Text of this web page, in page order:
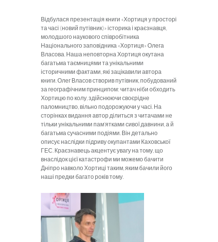
Відбулася презентація книги «Хортиця у просторі
та часі (новий путівник)» історика і краєзнавця,
молодшого наукового співробітника
Національного заповідника «Хортиця» Олега
Власова. Наша неповторна Хортиця окутана
багатьма таємницями та унікальними
історичними фактами, які зацікавили автора
книги. Олег Власов створив путівник, побудований
за географічним принципом: читач ніби обходить
Хортицю по колу, здійснюючи своєрідне
паломництво, вільно подорожуючи у часі. На
сторінках видання автор ділиться з читачами не
тільки унікальними пам’ятками сивої давнини, а й
багатьма сучасними подіями. Він детально
описує наслідки підриву окупантами Каховської
ГЕС. Краєзнавець акцентує увагу на тому, що
внаслідок цієї катастрофи ми можемо бачити
Дніпро навколо Хортиці таким, яким бачили його
наші предки багато років тому.